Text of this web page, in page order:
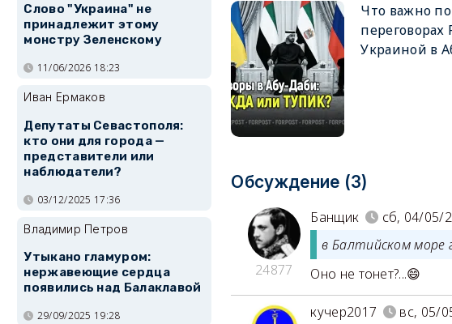
Что важно
переговорах
Украиной в
Обсуждение (3)
24877
Банщик
сб, 04/05/
в Балтийском море
Оно не тонет?...😄
кучер2017
вс, 05/
Слово "Украина" не
принадлежит этому
монстру Зеленскому
11/06/2026 18:23
Иван Ермаков
Депутаты Севастополя:
кто они для города —
представители или
наблюдатели?
03/12/2025 17:36
Владимир Петров
Утыкано гламуром:
нержавеющие сердца
появились над Балаклавой
29/09/2025 19:28